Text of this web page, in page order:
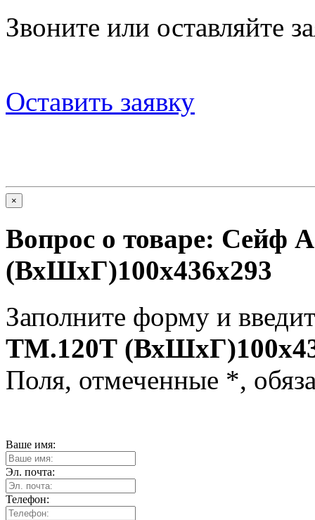
Звоните или оставляйте
Оставить заявку
×
Вопрос о товаре: Сейф
(ВхШхГ)100х436х293
Заполните форму и
TM.120Т
Поля, отмеченные *,
Ваше имя:
Эл. почта:
Телефон: